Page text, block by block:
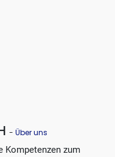
- Über uns
Kompetenzen zum